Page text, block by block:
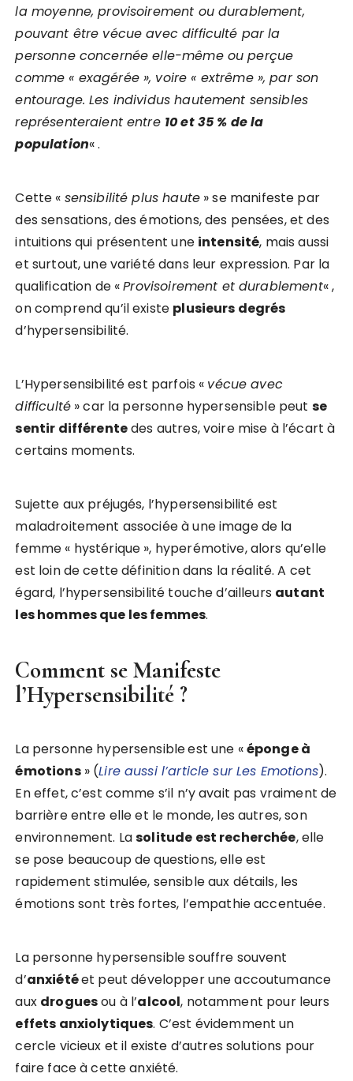
la moyenne, provisoirement ou durablement,
pouvant être vécue avec difficulté par la
personne concernée elle-même ou perçue
comme « exagérée », voire « extrême », par son
entourage. Les individus hautement sensibles
représenteraient entre 10 et 35 % de la
population« .
Cette « sensibilité plus haute » se manifeste par
des sensations, des émotions, des pensées, et des
intuitions qui présentent une intensité, mais aussi
et surtout, une variété dans leur expression. Par la
qualification de «Provisoirement et durablement« ,
on comprend qu’il existe plusieurs degrés
d’hypersensibilité.
L’Hypersensibilité est parfois « vécue avec
difficulté» car la personne hypersensible peut se
sentir différentedes autres, voire mise à l’écart à
certains moments.
Sujette aux préjugés, l’hypersensibilité est
maladroitement associée à une image de la
femme « hystérique », hyperémotive, alors qu’elle
est loin de cette définition dans la réalité. A cet
égard, l’hypersensibilité touche d’ailleurs autant
les hommes que les femmes.
Comment se Manifeste
l’Hypersensibilité ?
La personne hypersensibleest une «éponge à
émotions» (Lire aussi l’article sur Les Emotions).
En effet, c’est comme s’il n’y avait pas vraiment de
barrière entre elle et le monde, les autres, son
environnement. Lasolitude est recherchée, elle
se pose beaucoup de questions, elle est
rapidement stimulée, sensible aux détails, les
émotions sont très fortes, l’empathie accentuée.
La personne hypersensible souffre souvent
d’anxiétéet peut développer une accoutumance
aux droguesou à l’alcool, notamment pour leurs
effets anxiolytiques. C’est évidemment un
cercle vicieux et il existe d’autres solutions pour
faire face à cette anxiété.